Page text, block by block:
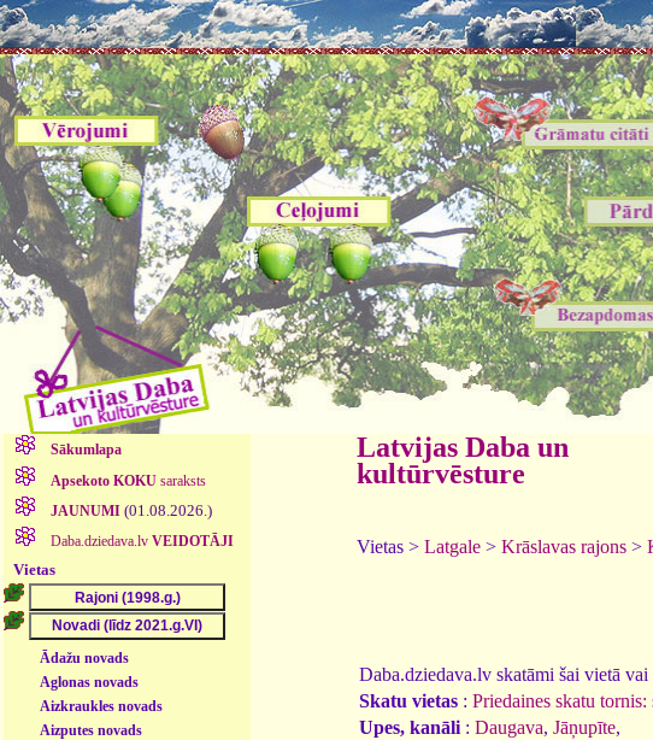
Sākumlapa
Apsekoto KOKUsaraksts
JAUNUMI (01.08.2026.)
Daba.dziedava.lv VEIDOTĀJI
Vietas
Ādažu novads
Aglonas novads
Aizkraukles novads
Aizputes novads
Latvijas Daba un
kultūrvēsture
Vietas > Latgale > Krāslavas rajons >
Daba.dziedava.lv skatāmi šai vietā
Skatu vietas : Priedaines skatu tornis:
Upes, kanāli : Daugava, Jāņupīte,